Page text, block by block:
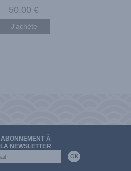
50,00 €
J'achète
ABONNEMENT À
LA NEWSLETTER